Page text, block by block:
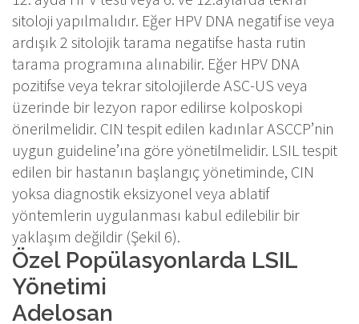
sitoloji yapılmalıdır. Eğer HPV DNA negatif ise veya
ardışık 2 sitolojik tarama negatifse hasta rutin
tarama programına alınabilir. Eğer HPV DNA
pozitifse veya tekrar sitolojilerde ASC-US veya
üzerinde bir lezyon rapor edilirse kolposkopi
önerilmelidir. CIN tespit edilen kadınlar ASCCP’nin
uygun guideline’ına göre yönetilmelidir. LSIL tespit
edilen bir hastanın başlangıç yönetiminde, CIN
yoksa diagnostik eksizyonel veya ablatif
yöntemlerin uygulanması kabul edilebilir bir
yaklaşım değildir (Şekil 6).
Özel Popülasyonlarda LSIL
Yönetimi
Adelosan